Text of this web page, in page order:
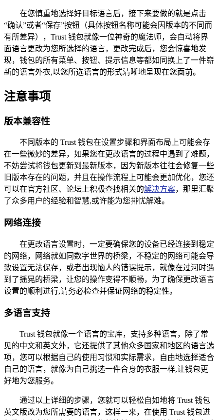
在您慎重地选择好目标语言后，接下来要做的就是点击
“确认”或者“保存”按钮（具体按钮名称可能会因版本的不同而
有所差异），Trust 钱包就像一位神奇的魔法师，会自动将界
面语言更改为您所选择的语言，更改完成后，您会惊喜地发
现，钱包的所有菜单、按钮、提示信息等都如同换上了一件崭
新的语言外衣,以您所选语言的形式清晰地呈现在您面前。
注意事项
版本兼容性
不同版本的 Trust 钱包在设置步骤和界面布局上可能会存
在一些微妙的差异，如果您在更改语言的过程中遇到了难题，
不妨尝试将钱包更新到最新版本，因为新版本往往会修复一些
旧版本存在的问题，并且在操作流程上可能会更加优化，您还
可以在官方社区、论坛上积极查找相关的解决方案，那里汇聚
了众多用户的经验和智慧,或许能为您排忧解难。
网络连接
在更改语言设置时，一定要确保您的设备已经连接到稳定
的网络，网络就如同数字世界的桥梁，不稳定的网络可能会导
致设置无法保存，或者出现恼人的错误提示，就像在过河时遇
到了摇晃的桥梁，让您的操作变得不顺畅，为了确保更改语言
设置的顺利进行,请务必检查并保证网络的稳定性。
多语言支持
Trust 钱包就像一个语言的宝库，支持多种语言，除了常
见的中文和英文外，它还提供了其他众多国家和地区的语言选
项，您可以根据自己的使用习惯和实际需求，自由地选择适合
自己的语言，就像为自己挑选一件合身的衣服一样,让钱包更
好地为您服务。
通过以上详细的步骤，您就可以轻松自如地将 Trust 钱包
英文版改为您所需要的语言，这样一来，在使用 Trust 钱包进